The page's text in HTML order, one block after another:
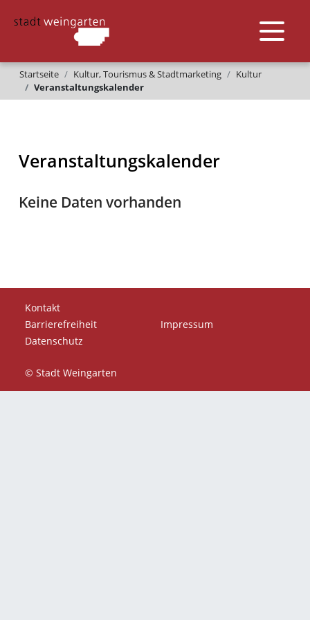
Startseite Kultur, Tourismus & Stadtmarketing
Kultur
Veranstaltungskalender
Veranstaltungskalender
Keine Daten vorhanden
Kontakt
Barrierefreiheit
Impressum
Datenschutz
© Stadt Weingarten